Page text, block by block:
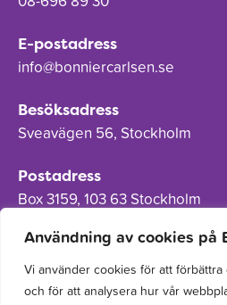
Användning av cookies på
Vi använder cookies för att
och för att analysera hur vår
E-postadress
info@bonniercarlsen.se
Besöksadress
Sveavägen 56, Stockholm
Postadress
Box 3159, 103 63 Stockholm
Om